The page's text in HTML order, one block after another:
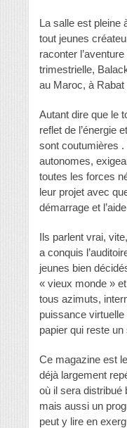
La salle est pleine
tout jeunes
raconter
trimestrielle,
au Maroc, à
Autant dire que le
reflet de l’énergie
sont coutumières .
autonomes,
toutes les forces
leur projet avec
démarrage et
Ils parlent vrai,
a conquis
jeunes bien
« vieux monde »
tous azimuts,
puissance virtuelle
papier qui reste
Ce magazine est
déjà largement
où il sera distribué
mais aussi un
peut y lire en